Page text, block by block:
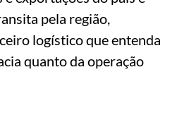
pela região,
logístico que entenda
quanto da operação